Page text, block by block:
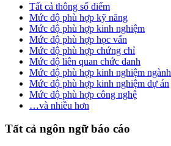
Tất cả thông số điểm
Mức độ phù hợp kỹ năng
Mức độ phù hợp kinh nghiệm
Mức độ phù hợp học vấn
Mức độ phù hợp chứng chỉ
Mức độ liên quan chức danh
Mức độ phù hợp kinh nghiệm ngành
Mức độ phù hợp kinh nghiệm dự án
Mức độ phù hợp công nghệ
…và nhiều hơn
Tất cả ngôn ngữ báo cáo